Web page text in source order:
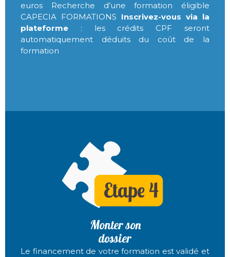
euros Recherche d’une formation éligible
CAPECIA FORMATIONS Inscrivez-vous via la
plateforme : les crédits CPF seront
automatiquement déduits du coût de la
formation
Monter son
dossier
Le financement de votre formation est validé et